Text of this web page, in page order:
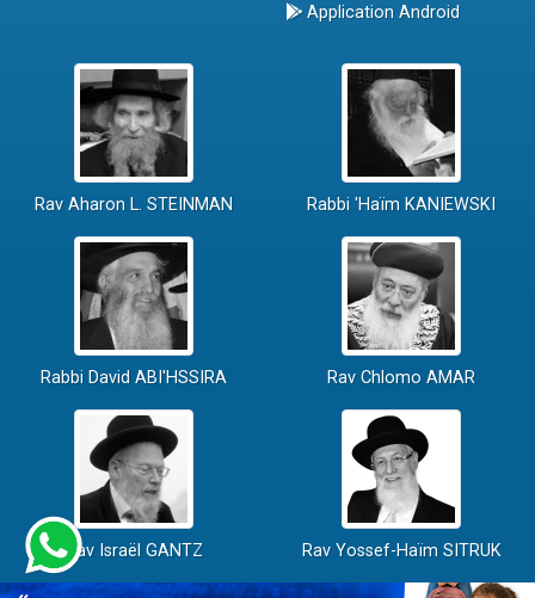
Application Android
Rav Aharon L. STEINMAN Rabbi 'Haïm KANIEWSKI
Rabbi David ABI'HSSIRA Rav Chlomo AMAR
Rav Israël GANTZ Rav Yossef-Haïm SITRUK